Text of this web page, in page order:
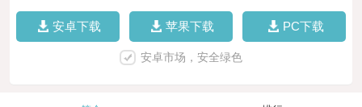
安卓下载 苹果下载 PC下载
安卓市场，安全绿色